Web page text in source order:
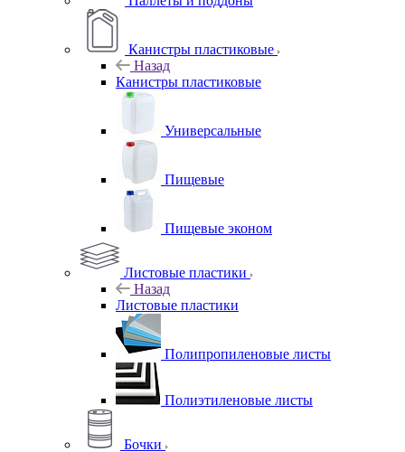
Канистры пластиковые
Назад
Канистры пластиковые
Универсальные
Пищевые
Пищевые эконом
Листовые пластики
Назад
Листовые пластики
Полипропиленовые листы
Полиэтиленовые листы
Бочки